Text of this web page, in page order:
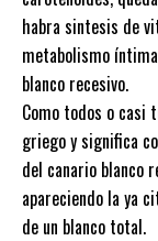
habra sintesis de
metabolismo
blanco recesivo.
Como todos o casi
griego y significa
del canario blanco
apareciendo la ya
de un blanco total.